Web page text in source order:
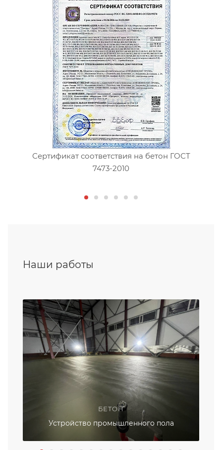
Сертификат соответствия на бетон ГОСТ
7473-2010
Наши работы
БЕТОН
Устройство промышленного пола